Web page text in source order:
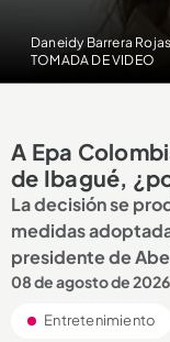
Daneidy Barrera
TOMADA DE VIDEO
A Epa
de Ibagué,
La decisión se
medidas
presidente de
08 de agosto de 2026
Entretenimiento